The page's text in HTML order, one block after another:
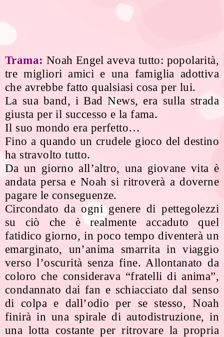
Trama: Noah Engel aveva tutto: popolarità,
tre migliori amici e una famiglia adottiva
che avrebbe fatto qualsiasi cosa per lui.
La sua band, i Bad News, era sulla strada
giusta per il successo e la fama.
Il suo mondo era perfetto…
Fino a quando un crudele gioco del destino
ha stravolto tutto.
Da un giorno all’altro, una giovane vita è
andata persa e Noah si ritroverà a doverne
pagare le conseguenze.
Circondato da ogni genere di pettegolezzi
su ciò che è realmente accaduto quel
fatidico giorno, in poco tempo diventerà un
emarginato, un’anima smarrita in viaggio
verso l’oscurità senza fine. Allontanato da
coloro che considerava “fratelli di anima”,
condannato dai fan e schiacciato dal senso
di colpa e dall’odio per se stesso, Noah
finirà in una spirale di autodistruzione, in
una lotta costante per ritrovare la propria